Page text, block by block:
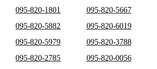
095-820-1801
095-820-5667
095-820-5882
095-820-6019
095-820-5979
095-820-3788
095-820-2785
095-820-0056